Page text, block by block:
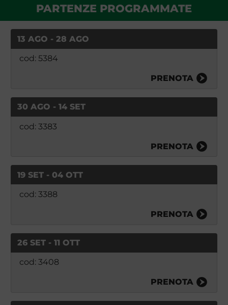
PARTENZE PROGRAMMATE
13 AGO - 28 AGO
cod: 5384
PRENOTA
30 AGO - 14 SET
cod: 3383
PRENOTA
19 SET - 04 OTT
cod: 3388
PRENOTA
26 SET - 11 OTT
cod: 3408
PRENOTA